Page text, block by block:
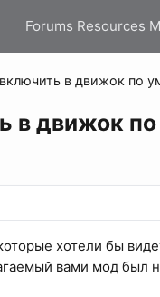
Forums Resources
в движок по
в движок
хотели бы
вами мод был